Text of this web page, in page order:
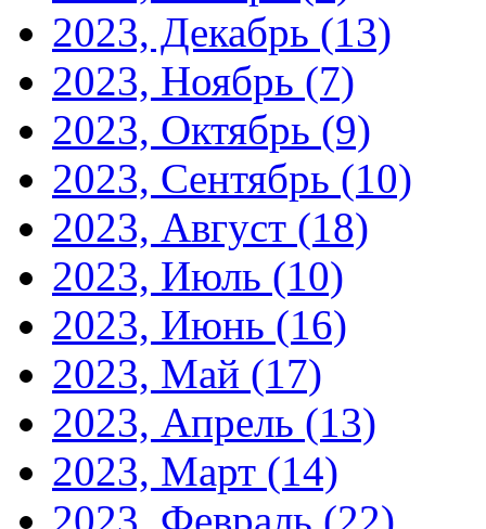
2023, Декабрь (13)
2023, Ноябрь (7)
2023, Октябрь (9)
2023, Сентябрь (10)
2023, Август (18)
2023, Июль (10)
2023, Июнь (16)
2023, Май (17)
2023, Апрель (13)
2023, Март (14)
2023, Февраль (22)